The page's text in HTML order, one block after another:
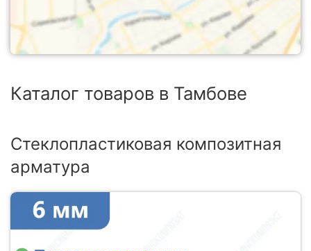
Каталог товаров в Тамбове
Стеклопластиковая композитная
арматура